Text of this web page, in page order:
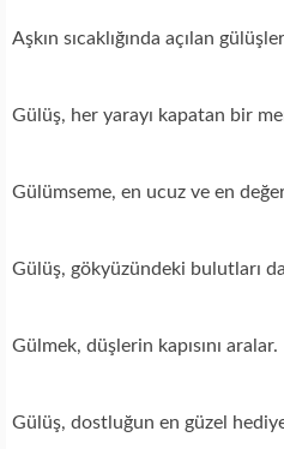
Aşkın sıcaklığında açılan
Gülüş, her yarayı kapatan bir
Gülümseme, en ucuz ve en
Gülüş, gökyüzündeki bulutları
Gülmek, düşlerin kapısını aralar.
Gülüş, dostluğun en güzel